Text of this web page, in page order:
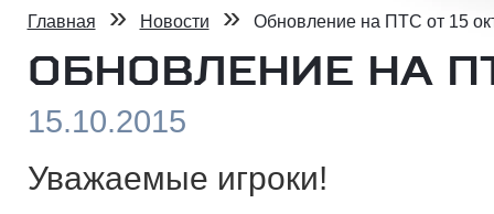
Главная » Новости » Обновление на ПТС от 15
ОБНОВЛЕНИЕ НА
15.10.2015
Уважаемые игроки!